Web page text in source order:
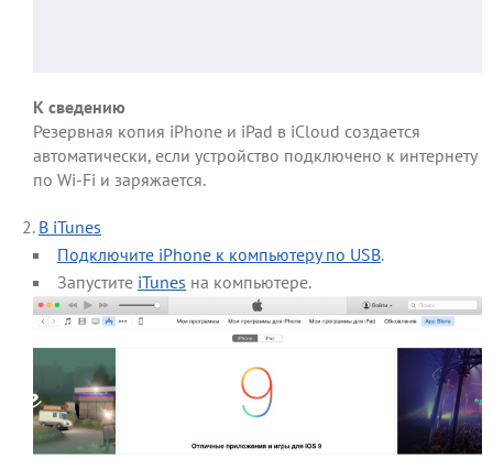
К сведению
Резервная копия iPhone и iPad в iCloud создается
автоматически, если устройство подключено к интернету
по Wi-Fi и заряжается.
В iTunes
Подключите iPhone к компьютеру по USB.
Запустите iTunes на компьютере.